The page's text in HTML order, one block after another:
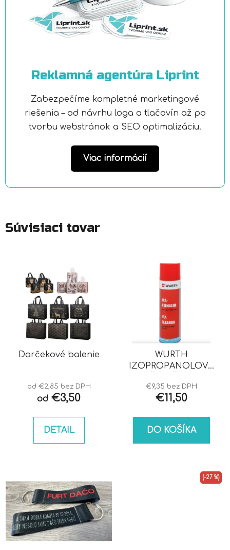
Reklamná agentúra Liprint
Zabezpečíme kompletné marketingové
riešenia – od návrhu loga a tlačovín až po
tvorbu webstránok a SEO optimalizáciu.
Viac informácií
Súvisiaci tovar
Darčekové balenie
od €2,85 bez DPH
od €3,50
DETAIL
WURTH
IZOPROPANOLOVÝ
€9,35 bez DPH
€11,50
DO KOŠÍKA
(–27 %)